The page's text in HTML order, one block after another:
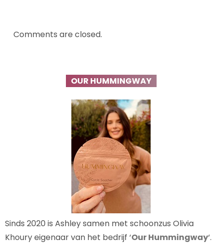
Comments are closed.
OUR HUMMINGWAY
Sinds 2020 is Ashley samen met schoonzus Olivia
Khoury eigenaar van het bedrijf ‘Our Hummingway‘.